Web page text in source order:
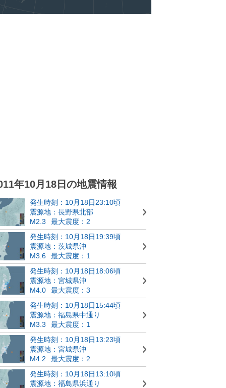
年10月18日の地震情報
発生時刻：10月18日23:10頃
震源地：長野県北部
M2.3
最大震度：2
発生時刻：10月18日19:39頃
震源地：茨城県沖
M3.6
最大震度：1
発生時刻：10月18日18:06頃
震源地：宮城県沖
M4.0
最大震度：3
発生時刻：10月18日15:44頃
震源地：福島県中通り
M3.3
最大震度：1
発生時刻：10月18日13:23頃
震源地：宮城県沖
M4.2
最大震度：2
発生時刻：10月18日13:10頃
震源地：福島県浜通り